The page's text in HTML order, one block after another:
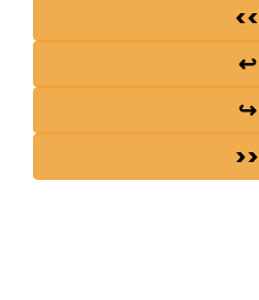
<<
↩
↪
>>